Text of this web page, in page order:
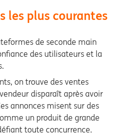
les plus courantes
de seconde main
des utilisateurs et la
on trouve des ventes
disparaît après avoir
annonces misent sur des
un produit de grande
toute concurrence.